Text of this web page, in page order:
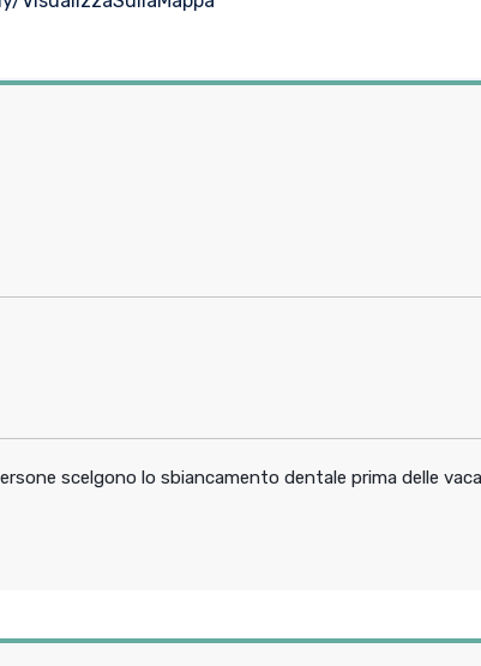
scelgono lo sbiancamento dentale prima delle